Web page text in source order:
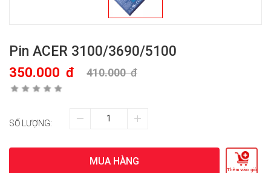
Pin ACER 3100/3690/5100
350.000 đ 410.000đ
SỐ LƯỢNG:
MUA HÀNG
Thêm vào giỏ